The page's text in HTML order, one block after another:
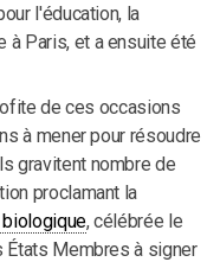
l'éducation, la
à Paris, et a ensuite été
de ces occasions
à mener pour résoudre
gravitent nombre de
proclamant la
, célébrée le
États Membres à signer